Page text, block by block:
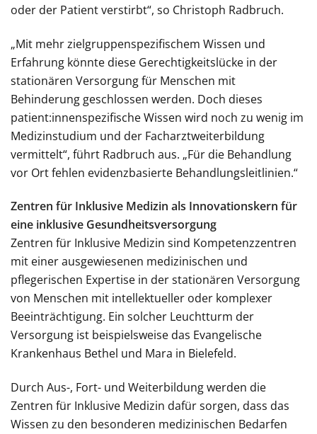
oder der Patient verstirbt“, so Christoph Radbruch.
„Mit mehr zielgruppenspezifischem Wissen und
Erfahrung könnte diese Gerechtigkeitslücke in der
stationären Versorgung für Menschen mit
Behinderung geschlossen werden. Doch dieses
patient:innenspezifische Wissen wird noch zu wenig im
Medizinstudium und der Facharztweiterbildung
vermittelt“, führt Radbruch aus. „Für die Behandlung
vor Ort fehlen evidenzbasierte Behandlungsleitlinien.“
Zentren für Inklusive Medizin als Innovationskern für
eine inklusive Gesundheitsversorgung
Zentren für Inklusive Medizin sind Kompetenzzentren
mit einer ausgewiesenen medizinischen und
pflegerischen Expertise in der stationären Versorgung
von Menschen mit intellektueller oder komplexer
Beeinträchtigung. Ein solcher Leuchtturm der
Versorgung ist beispielsweise das Evangelische
Krankenhaus Bethel und Mara in Bielefeld.
Durch Aus-, Fort- und Weiterbildung werden die
Zentren für Inklusive Medizin dafür sorgen, dass das
Wissen zu den besonderen medizinischen Bedarfen